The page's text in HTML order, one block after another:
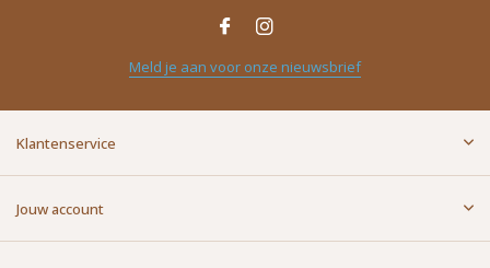
Meld je aan voor onze nieuwsbrief
Klantenservice
Jouw account